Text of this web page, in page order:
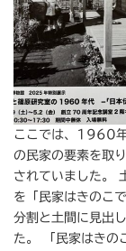
ここでは、1960年
の民家の要素を取
されていました。
を「民家はきのこ
分割と土間に見出
た。 「民家はきの